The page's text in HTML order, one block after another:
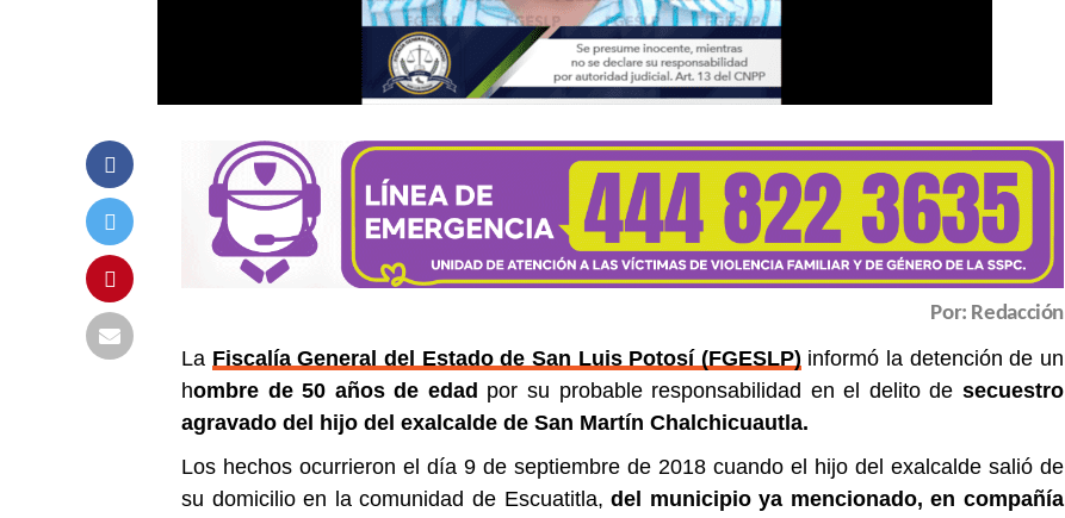
Por: Redacción
La Fiscalía General del Estado de San Luis Potosí (FGESLP) informó la detención de un
hombre de 50 años de edad por su probable responsabilidad en el delito desecuestro
agravado del hijo del exalcalde de San Martín Chalchicuautla.
Los hechos ocurrieron el día 9 de septiembre de 2018 cuando el hijo del exalcalde salió de
su domicilio en la comunidad de Escuatitla,del municipio ya mencionado, en compañía